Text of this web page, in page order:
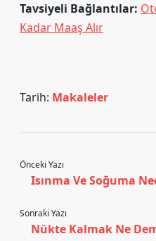
Tavsiyeli Bağlantılar:
Kadar Maaş Alır
Tarih: Makaleler
Önceki Yazı
Isınma Ve Soğuma
Sonraki Yazı
Nükte Kalmak Ne